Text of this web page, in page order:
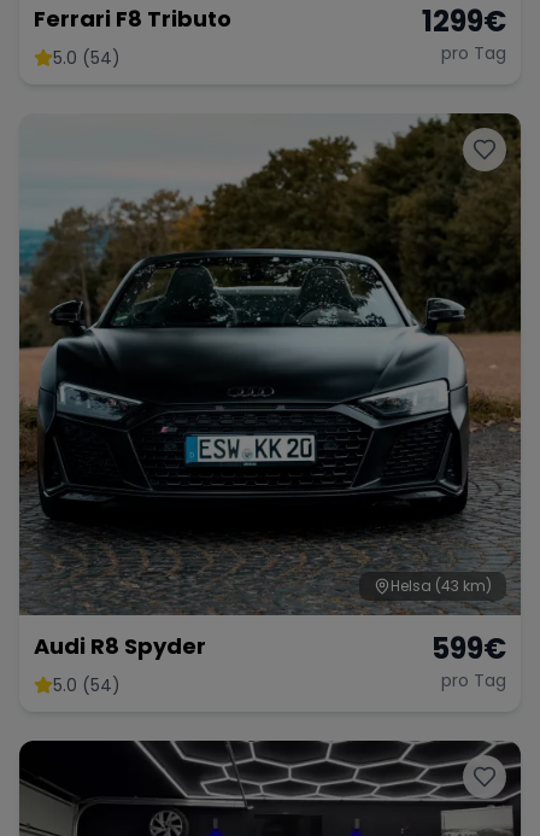
Ferrari F8 Tributo
5.0 (54)
1299€
pro Tag
Helsa (43 km)
Audi R8 Spyder
5.0 (54)
599€
pro Tag